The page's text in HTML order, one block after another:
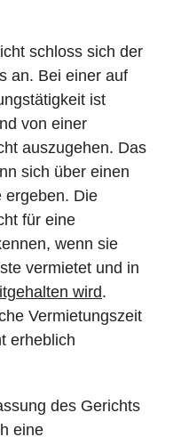
schloss sich der
an. Bei einer auf
ist
von einer
auszugehen. Das
sich über einen
ergeben. Die
für eine
wenn sie
vermietet und in
wird.
Vermietungszeit
erheblich
des Gerichts
eine